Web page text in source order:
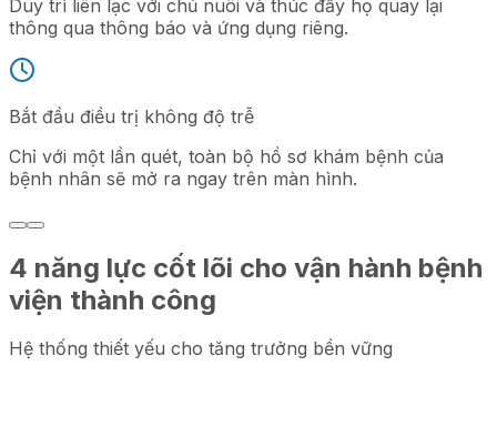
Duy trì liên lạc với chủ nuôi và thúc đẩy họ quay lại
thông qua thông báo và ứng dụng riêng.
Bắt đầu điều trị không độ trễ
Chỉ với một lần quét, toàn bộ hồ sơ khám bệnh của
bệnh nhân sẽ mở ra ngay trên màn hình.
4 năng lực cốt lõi cho vận hành bệnh
viện thành công
Hệ thống thiết yếu cho tăng trưởng bền vững